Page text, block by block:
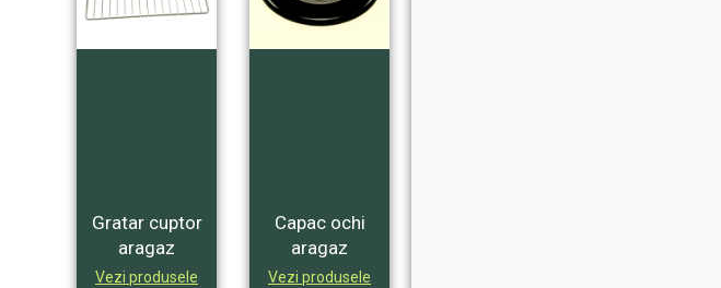
Gratar cuptor
aragaz
Vezi produsele
Capac ochi
aragaz
Vezi produsele